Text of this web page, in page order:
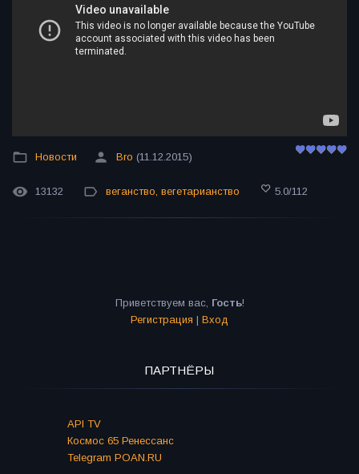
Новости Bro (11.12.2015)
13132 веганство, вегетарианство 5.0/112
Приветствуем вас, Гость!
Регистрация | Вход
ПАРТНЁРЫ
API TV
Космос 65 Ренессанс
Telegram POAN.RU